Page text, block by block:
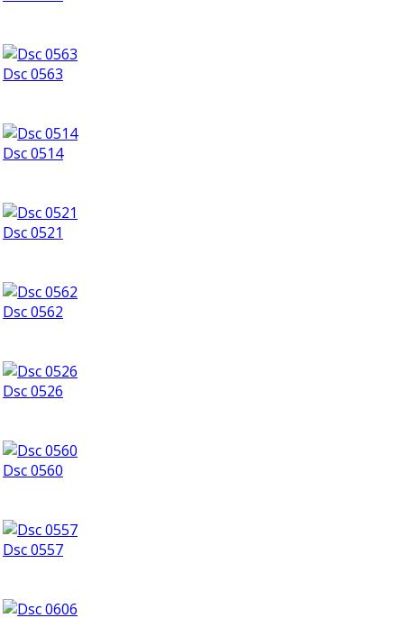
Dsc 0563
Dsc 0514
Dsc 0521
Dsc 0562
Dsc 0526
Dsc 0560
Dsc 0557